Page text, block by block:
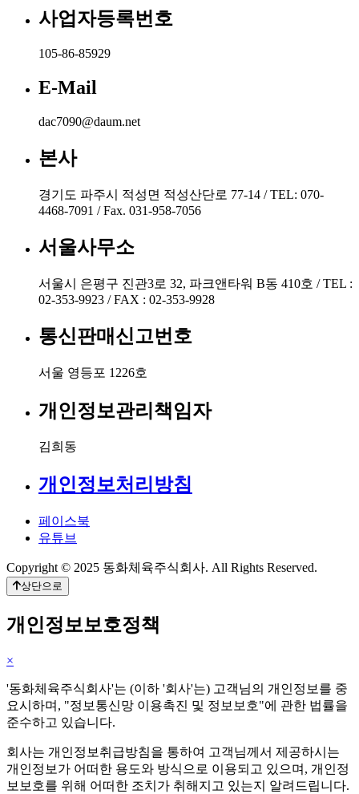
사업자등록번호
105-86-85929
E-Mail
dac7090@daum.net
본사
경기도 파주시 적성면 적성산단로 77-14 / TEL: 070-
4468-7091 / Fax. 031-958-7056
서울사무소
서울시 은평구 진관3로 32, 파크앤타워 B동 410호 / TEL :
02-353-9923 / FAX : 02-353-9928
통신판매신고번호
서울 영등포 1226호
개인정보관리책임자
김희동
개인정보처리방침
페이스북
유튜브
Copyright © 2025 동화체육주식회사. All Rights Reserved.
상단으로
개인정보보호정책
×
'동화체육주식회사'는 (이하 '회사'는) 고객님의 개인정보를 중
요시하며, "정보통신망 이용촉진 및 정보보호"에 관한 법률을
준수하고 있습니다.
회사는 개인정보취급방침을 통하여 고객님께서 제공하시는
개인정보가 어떠한 용도와 방식으로 이용되고 있으며, 개인정
보보호를 위해 어떠한 조치가 취해지고 있는지 알려드립니다.